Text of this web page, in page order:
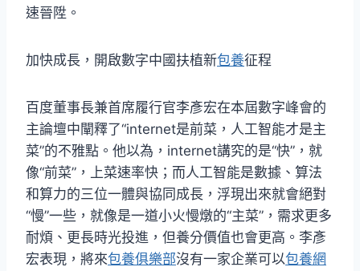
速晉陞。
加快成長，開啟數字中國扶植新包養征程
百度董事長兼首席履行官李彥宏在本屆數字峰會的
主論壇中闡釋了“internet是前菜，人工智能才是主
菜”的不雅點。他以為，internet講究的是“快”，就
像“前菜”，上菜速率快；而人工智能是數據、算法
和算力的三位一體與協同成長，浮現出來就會絕對
“慢”一些，就像是一道小火慢燉的“主菜”，需求更多
耐煩、更長時光投進，但養分價值也會更高。李彥
宏表現，將來包養俱樂部沒有一家企業可以包養網